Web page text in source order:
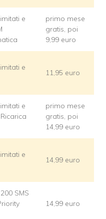
e
primo mese
gratis, poi
9,99 euro
e
11,95 euro
e
primo mese
gratis, poi
14,99 euro
e
14,99 euro
SMS
14,99 euro